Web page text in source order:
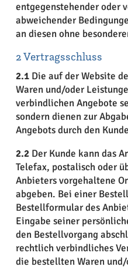
entgegenstehender oder
abweichender
an diesen ohne
2 Vertragsschluss
2.1Die auf der Website
Waren und/oder
verbindlichen Angebote
sondern dienen zur
Angebots durch den
2.2Der Kunde kann das
Telefax, postalisch oder
Anbieters vorgehaltene
abgeben. Bei einer
Bestellformular des
Eingabe seiner
den Bestellvorgang
rechtlich verbindliches
die bestellten Waren